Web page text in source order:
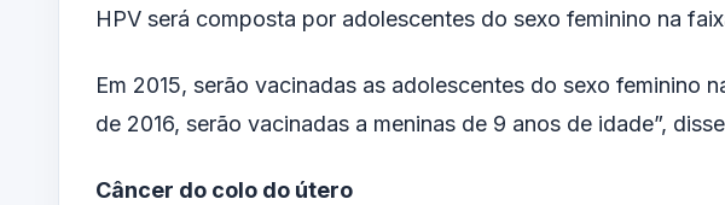
HPV será composta por adolescentes do sexo feminino na
Em 2015, serão vacinadas as adolescentes do sexo feminino
de 2016, serão vacinadas a meninas de 9 anos de idade”,
Câncer do colo do útero